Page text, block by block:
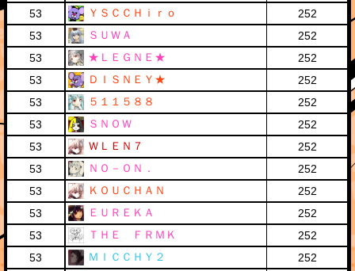
53
ＹＳＣＣＨｉｒｏ
252
53
ＳＵＷＡ
252
53
★ＬＥＧＮＥ★
252
53
ＤＩＳＮＥＹ★
252
53
５１１５８８
252
53
ＳＮＯＷ
252
53
ＷＬＥＮ７
252
53
ＮＯ－ＯＮ．
252
53
ＫＯＵＣＨＡＮ
252
53
ＥＵＲＥＫＡ
252
53
ＴＨＥ ＦＲＭＫ
252
53
ＭＩＣＣＨＹ２
252